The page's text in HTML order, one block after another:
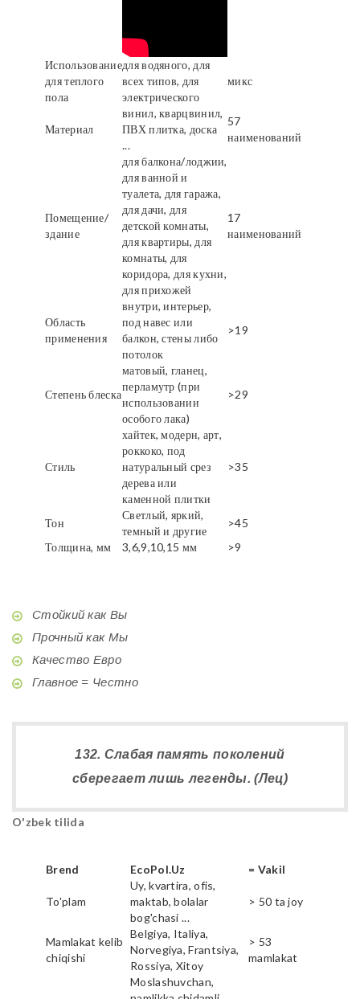
Использование
для теплого
пола
для водяного, для
всех типов, для
электрического
микс
Материал
винил, кварцвинил,
ПВХ плитка, доска
...
57
наименований
Помещение/
здание
для балкона/лоджии,
для ванной и
туалета, для гаража,
для дачи, для
детской комнаты,
для квартиры, для
комнаты, для
коридора, для кухни,
для прихожей
17
наименований
Область
применения
внутри, интерьер,
под навес или
балкон, стены либо
потолок
>19
Степень блеска
матовый, гланец,
перламутр (при
использовании
особого лака)
>29
Стиль
хайтек, модерн, арт,
роккоко, под
натуральный срез
дерева или
каменной плитки
>35
Тон
Светлый, яркий,
темный и другие
>45
Толщина, мм
3,6,9,10,15 мм >9
Стойкий как Вы
Прочный как Мы
Качество Евро
Главное = Честно
132. Слабая память поколений
сберегает лишь легенды. (Лец)
O'zbek tilida
Brend EcoPol.Uz = Vakil
To'plam
Uy, kvartira, ofis,
maktab, bolalar
bog'chasi ...
> 50 ta joy
Mamlakat kelib
chiqishi
Belgiya, Italiya,
Norvegiya, Frantsiya,
Rossiya, Xitoy
> 53
mamlakat
Moslashuvchan,